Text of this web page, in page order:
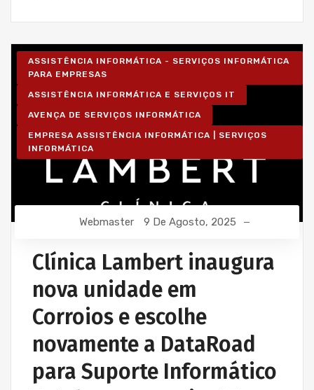
ASSISTÊNCIA INFORMÁTICA - SERVIÇOS INFORMÁTICA
PARA EMPRESAS
ASSISTÊNCIA INFORMÁTICA E SERVIÇOS IT
AVENÇA DE SERVIÇOS INFORMÁTICA
EMPRESA ASSISTÊNCIA INFORMÁTICA | SERVIÇOS
INFORMÁTICA
Webmaster 9 De Agosto, 2025
Clínica Lambert inaugura
nova unidade em
Corroios e escolhe
novamente a DataRoad
para Suporte Informático